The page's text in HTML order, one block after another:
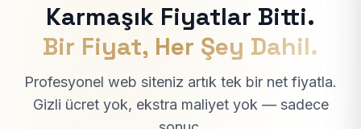
Karmaşık Fiyatlar Bitti.
Bir Fiyat, Her Şey Dahil.
Profesyonel web siteniz artık tek bir net fiyatla.
Gizli ücret yok, ekstra maliyet yok — sadece